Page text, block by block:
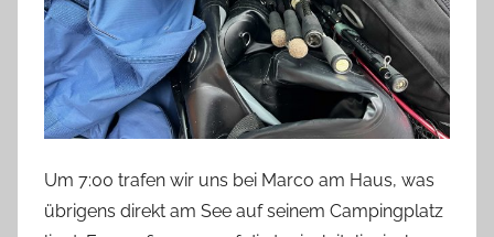
Um 7:00 trafen wir uns bei Marco am Haus, was
übrigens direkt am See auf seinem Campingplatz